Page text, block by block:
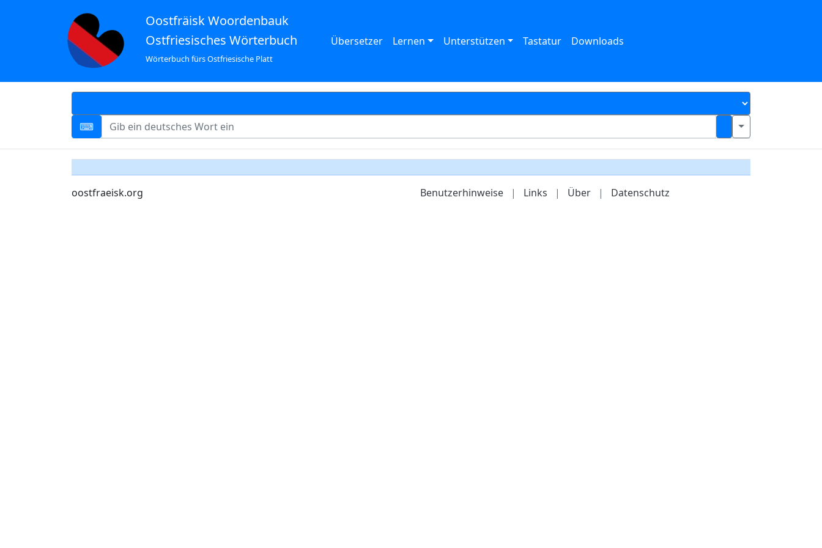
Oostfräisk Woordenbauk
Ostfriesisches Wörterbuch
Wörterbuch fürs Ostfriesische Platt
Übersetzer Lernen Unterstützen Tastatur Downloads
oostfraeisk.org Benutzerhinweise | Links | Über | Datenschutz